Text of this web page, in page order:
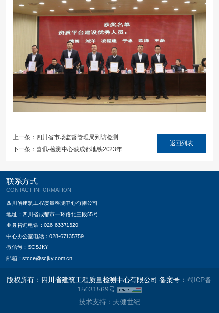
上一条：四川省市场监督管理局到访检测中
心开展交流座谈
返回列表
下一条：喜讯-检测中心获成都地铁2023年度
联系方式
CONTACT INFORMATION
四川省建筑工程质量检测中心有限公司
地址：四川省成都市一环路北三段55号
业务咨询电话：028-83371320
中心办公室电话：028-67135759
微信号：SCSJKY
邮箱：stcce@scjky.com.cn
版权所有：四川省建筑工程质量检测中心有限公司 备案号：蜀ICP备
15031569号
技术支持：天健世纪